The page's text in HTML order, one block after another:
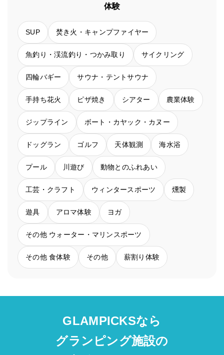
体験
SUP 焚き火・キャンプファイヤー
魚釣り・渓流釣り・つかみ取り サイクリング
四輪バギー サウナ・テントサウナ
手持ち花火 ピザ焼き シアター 農業体験
ジップライン ボート・カヤック・カヌー
ドッグラン ゴルフ 天体観測 海水浴
プール 川遊び 動物とのふれあい
工芸・クラフト ウィンタースポーツ 燻製
遊具 アロマ体験 ヨガ
その他 ウォーター・マリンスポーツ
その他 食体験 その他 薪割り体験
GLAMPICKSなら
グランピング施設の